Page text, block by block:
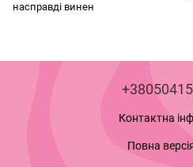
насправді винен
Контактна
Повна